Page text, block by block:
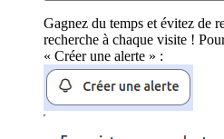
Gagnez du temps et évitez de
recherche à chaque visite !
« Créer une alerte » :